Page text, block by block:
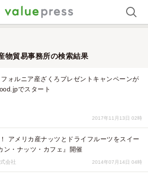
物貿易事務所の検索結果
フォルニア産ざくろプレゼントキャンペーンが
でスタート
2017年11月13日 02時
アメリカ産ナッツとドライフルーツをスイー
ン・ナッツ・カフェ』開催
会社 2014年07月14日 04時